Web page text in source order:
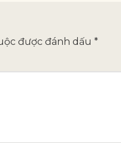
được đánh dấu *